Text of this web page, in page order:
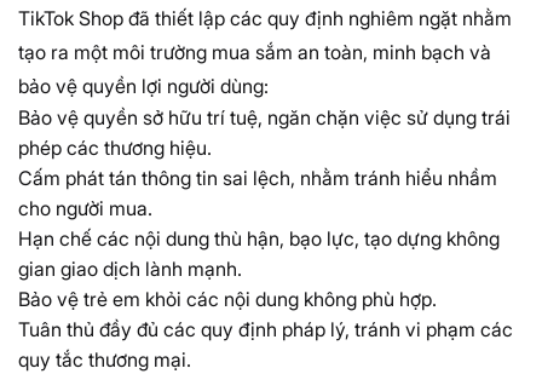
TikTok Shop đã thiết lập các quy định nghiêm ngặt nhằm
tạo ra một môi trường mua sắm an toàn, minh bạch và
bảo vệ quyền lợi người dùng:
Bảo vệ quyền sở hữu trí tuệ, ngăn chặn việc sử dụng trái
phép các thương hiệu.
Cấm phát tán thông tin sai lệch, nhằm tránh hiểu nhầm
cho người mua.
Hạn chế các nội dung thù hận, bạo lực, tạo dựng không
gian giao dịch lành mạnh.
Bảo vệ trẻ em khỏi các nội dung không phù hợp.
Tuân thủ đầy đủ các quy định pháp lý, tránh vi phạm các
quy tắc thương mại.